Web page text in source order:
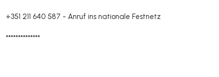
+351 211 640 587 - Anruf ins nationale Festnetz
**************